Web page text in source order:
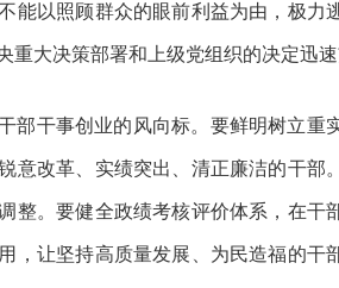
能以照顾群众的眼前利益为由，极力
重大决策部署和上级党组织的决定迅速
部干事创业的风向标。要鲜明树立重
意改革、实绩突出、清正廉洁的干部
整。要健全政绩考核评价体系，在干
，让坚持高质量发展、为民造福的干